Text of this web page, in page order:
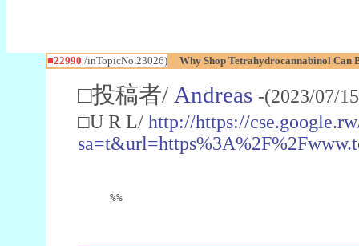
■22990 /inTopicNo.23026) Why Shop Tetrahydrocannabinol Can
□投稿者/ Andreas -(2023/07/
□U R L/ http://https://
%%